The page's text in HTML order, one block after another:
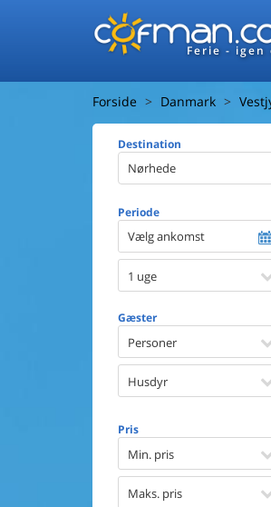
Ferie - igen
Forside Danmark
Destination
Periode
Vælg ankomst
1 uge
Gæster
Personer
Husdyr
Pris
Min. pris
Maks. pris